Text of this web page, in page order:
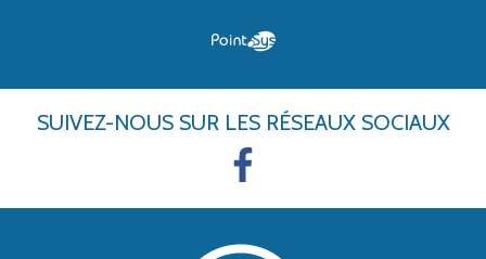
SUIVEZ-NOUS SUR LES RÉSEAUX SOCIAUX